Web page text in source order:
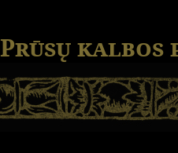
Prūsų kalbos